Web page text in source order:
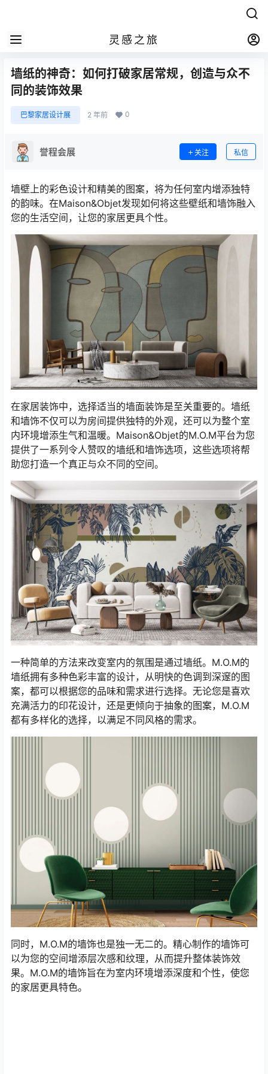
灵感之旅
墙纸的神奇：如何打破家居常规，创造与众不
同的装饰效果
巴黎家居设计展 2 年前 0
誉程会展 关注 私信
墙壁上的彩色设计和精美的图案，将为任何室内增添独特
的韵味。在Maison&Objet发现如何将这些壁纸和墙饰融入
您的生活空间，让您的家居更具个性。
在家居装饰中，选择适当的墙面装饰是至关重要的。墙纸
和墙饰不仅可以为房间提供独特的外观，还可以为整个室
内环境增添生气和温暖。Maison&Objet的M.O.M平台为您
提供了一系列令人赞叹的墙纸和墙饰选项，这些选项将帮
助您打造一个真正与众不同的空间。
一种简单的方法来改变室内的氛围是通过墙纸。M.O.M的
墙纸拥有多种色彩丰富的设计，从明快的色调到深邃的图
案，都可以根据您的品味和需求进行选择。无论您是喜欢
充满活力的印花设计，还是更倾向于抽象的图案，M.O.M
都有多样化的选择，以满足不同风格的需求。
同时，M.O.M的墙饰也是独一无二的。精心制作的墙饰可
以为您的空间增添层次感和纹理，从而提升整体装饰效
果。M.O.M的墙饰旨在为室内环境增添深度和个性，使您
的家居更具特色。